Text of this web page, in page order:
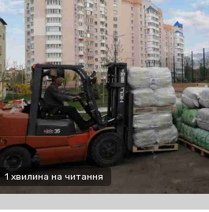
1 хвилина на читання